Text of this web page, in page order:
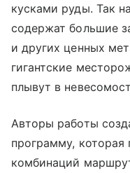
кусками руды. Так
содержат большие
и других ценных
гигантские
плывут в
Авторы работы
программу,
комбинаций